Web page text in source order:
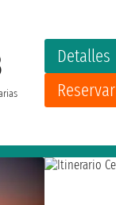
Detalles
Reservar